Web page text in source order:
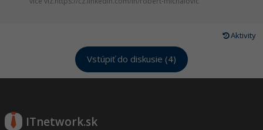
Aktivity
Vstúpiť do diskusie (4)
ITnetwork.sk